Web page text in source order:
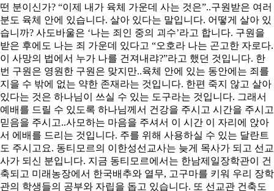
떤 분이신가? “이제 내가 육체 가운데 사는 것은”..구원받은 여러
분도 육체 안에 있습니다. 살아 있다는 말입니다. 어떻게 살아 있
습니까? 사도바울은 ‘나는 죄인 중의 괴수’라고 합니다. 구원을
받은 후에도 나는 죄 가운데 있다고 “오호라 나는 곤고한 자로다.
이 사망의 법에서 누가 나를 건져내랴?”라고 했던 것입니다. 한
번 구원은 영원한 구원은 맞지만..육체 안에 있는 동안에는 죄를
지을 수 밖에 없는 약한 존재라는 것입니다. 한편 죽지 않고 살아
있다는 것은 하나님이 쓰실 수 있는 도구라는 것입니다. 그래서
예배를 드릴 수 있도록 하나님께서 건강을 주시고 시간을 주시고
믿음을 주시고..사모하는 마음을 주셔서 이 시간 이 자리에 앉아
서 에배를 드리는 것입니다. 주를 위해 사용하실 수 있는 달란트
도 주시고요. 동티모르의 이한성선교사는 늦게 목사가 되고 선교
사가 되신 분입니다. 지금 동티모르에서는 한남제일장학관이 건
축되고 미래농장에서 한국배추와 열무, 고구마를 키워 우리 장학
관의 학생들의 공부와 자립을 돕고 있습니다. 또 선교관 건축도